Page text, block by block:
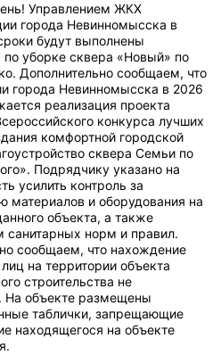
Управлением ЖКХ
города Невинномысска в
будут выполнены
по уборке сквера «Новый» по
Дополнительно сообщаем, что
города Невинномысска в 2026
реализация проекта
конкурса лучших
комфортной городской
сквера Семьи по
Подрядчику указано на
усилить контроль за
материалов и оборудования на
объекта, а также
санитарных норм и правил.
сообщаем, что нахождение
на территории объекта
строительства не
На объекте размещены
таблички, запрещающие
находящегося на объекте